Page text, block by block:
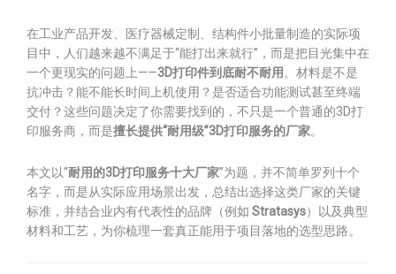
在工业产品开发、医疗器械定制、结构件小批量制造的实际项
目中，人们越来越不满足于“能打出来就行”，而是把目光集中在
一个更现实的问题上——3D打印件到底耐不耐用 。材料是不是
抗冲击？能不能长时间上机使用？是否适合功能测试甚至终端
交付？这些问题决定了你需要找到的，不只是一个普通的3D打
印服务商，而是擅长提供“耐用级”3D打印服务的厂家。
本文以“耐用的3D打印服务十大厂家”为题，并不简单罗列十个
名字，而是从实际应用场景出发，总结出选择这类厂家的关键
标准，并结合业内有代表性的品牌（例如 Stratasys）以及典型
材料和工艺，为你梳理一套真正能用于项目落地的选型思路。